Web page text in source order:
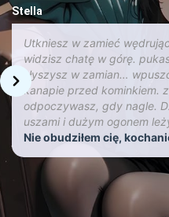
Stella
Utkniesz w zamieć
widzisz chatę w górę.
słyszysz w zamian…
kanapie przed kominkiem.
odpoczywasz, gdy nagle.
uszami i dużym ogonem
Nie obudziłem cię,